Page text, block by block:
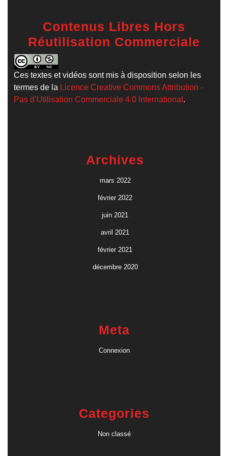
Contenus Libres Hors
Réutilisation Commerciale
Ces textes et vidéos sont mis à disposition selon les
termes de la Licence Creative Commons Attribution -
Pas d’Utilisation Commerciale 4.0 International .
Archives
mars 2022
février 2022
juin 2021
avril 2021
février 2021
décembre 2020
Meta
Connexion
Categories
Non classé